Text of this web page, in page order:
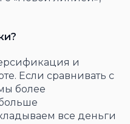
и
Если сравнивать с
более
все деньги